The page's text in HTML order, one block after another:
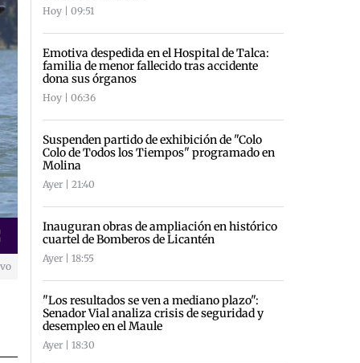
Hoy | 09:51
Emotiva despedida en el Hospital de Talca:
familia de menor fallecido tras accidente
dona sus órganos
Hoy | 06:36
Suspenden partido de exhibición de "Colo
Colo de Todos los Tiempos" programado en
Molina
Ayer | 21:40
Inauguran obras de ampliación en histórico
cuartel de Bomberos de Licantén
Ayer | 18:55
"Los resultados se ven a mediano plazo":
Senador Vial analiza crisis de seguridad y
desempleo en el Maule
Ayer | 18:30